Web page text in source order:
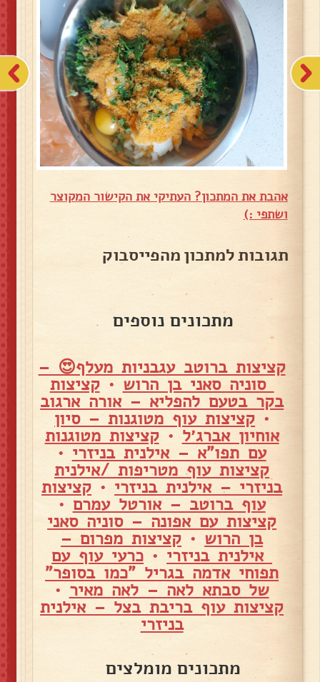
אהבת את המתכון? העתיקי את הקישור המקוצר
ושתפי :)
תגובות למתכון מהפייסבוק
מתכונים נוספים
קציצות ברוטב עגבניות מעלף😍 –
סוניה סאני בן הרוש •קציצות
בקר בטעם להפליא – אורה ארגוב
• קציצות עוף מטוגנות – סיון
אוחיון אברג׳ל •קציצות מטוגנות
עם תפו"א – אילנית בניזרי •
קציצות עוף מטריפות /אילנית
בניזרי – אילנית בניזרי • קציצות
עוף ברוטב – אורטל עמרם •
קציצות עם אפונה – סוניה סאני
בן הרוש • קציצות מפרום –
אילנית בניזרי • כרעי עוף עם
תפוחי אדמה בגריל "כמו בסופר"
של סבתא לאה – לאה מאיר •
קציצות עוף בריבת בצל – אילנית
בניזרי
מתכונים מומלצים